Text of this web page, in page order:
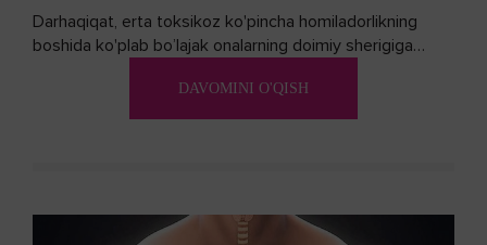
Darhaqiqat, erta toksikoz ko'pincha homiladorlikning
boshida ko'plab bo’lajak onalarning doimiy sherigiga
biron bir usuli bormi?DAVOMINI O'QISH